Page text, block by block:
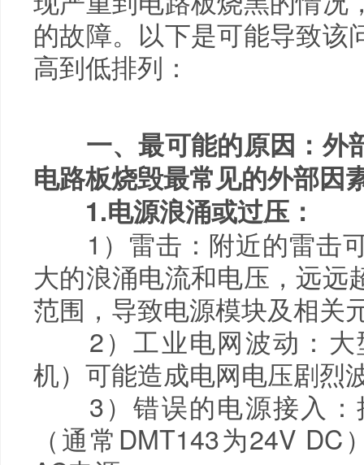
的故障。以下是可能导致该
高到低排列：
一、最可能的原因：外
电路板烧毁最常见的外部因
1.电源浪涌或过压：
1）雷击：附近的雷击
大的浪涌电流和电压，远远
范围，导致电源模块及相关
2）工业电网波动：大
机）可能造成电网电压剧烈
3）错误的电源接入：
（通常DMT143为24V